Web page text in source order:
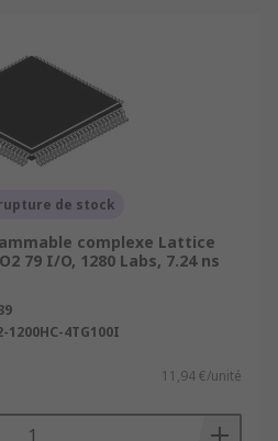
ROM n'est
portes disponibles,
à des dizaines de
d'énergie.
des CPLD ?
hautes
de stock
complexe Lattice
79 I/O, 1280 Labs, 7.24 ns
1200HC-4TG100I
11,94 €/unité